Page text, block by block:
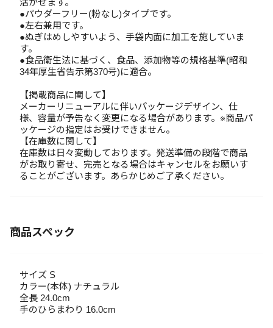
活かせます。
●パウダーフリー(粉なし)タイプです。
●左右兼用です。
●ぬぎはめしやすいよう、手袋内面に加工を施していま
す。
●食品衛生法に基づく、食品、添加物等の規格基準(昭和
34年厚生省告示第370号)に適合。
【掲載商品に関して】
メーカーリニューアルに伴いパッケージデザイン、仕
様、容量が予告なく変更になる場合があります。※商品パ
ッケージの指定はお受けできません。
【在庫数に関して】
在庫数は日々変動しております。発送準備の段階で商品
がお取り寄せ、完売となる場合はキャンセルをお願いす
ることがございます。あらかじめご了承ください。
商品スペック
サイズ S
カラー(本体) ナチュラル
全長 24.0cm
手のひらまわり 16.0cm